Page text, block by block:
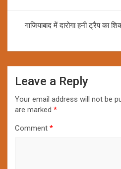
गाजियाबाद में दारोगा हनी ट्रैप का
Leave a Reply
Your email address will not be
are marked *
Comment *